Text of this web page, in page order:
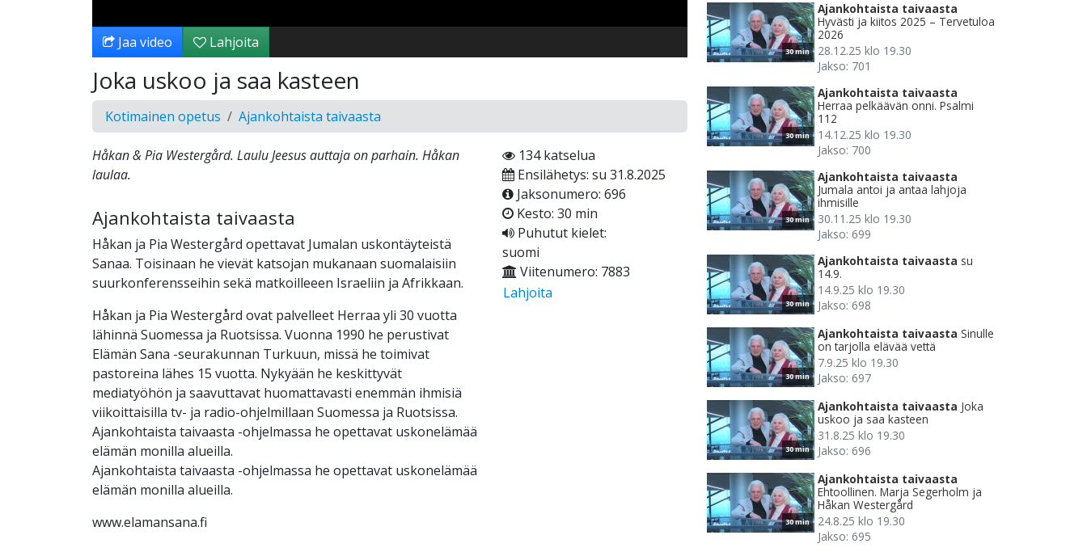
Jaa video Lahjoita
Joka uskoo ja saa kasteen
Kotimainen opetus Ajankohtaista taivaasta
Håkan & Pia Westergård. Laulu Jeesus auttaja on parhain. Håkan
laulaa.
Ajankohtaista taivaasta
Håkan ja Pia Westergård opettavat Jumalan uskontäyteistä
Sanaa. Toisinaan he vievät katsojan mukanaan suomalaisiin
suurkonferensseihin sekä matkoilleeen Israeliin ja Afrikkaan.
Håkan ja Pia Westergård ovat palvelleet Herraa yli 30 vuotta
lähinnä Suomessa ja Ruotsissa. Vuonna 1990 he perustivat
Elämän Sana -seurakunnan Turkuun, missä he toimivat
pastoreina lähes 15 vuotta. Nykyään he keskittyvät
mediatyöhön ja saavuttavat huomattavasti enemmän ihmisiä
viikoittaisilla tv- ja radio-ohjelmillaan Suomessa ja Ruotsissa.
Ajankohtaista taivaasta -ohjelmassa he opettavat uskonelämää
elämän monilla alueilla.
Ajankohtaista taivaasta -ohjelmassa he opettavat uskonelämää
elämän monilla alueilla.
www.elamansana.fi
134 katselua
Ensilähetys: su 31.8.2025
Jaksonumero: 696
Kesto: 30 min
Puhutut kielet:
suomi
Viitenumero: 7883
Lahjoita
30 min
Ajankohtaista taivaasta
Hyvästi ja kiitos 2025 – Tervetuloa
2026
28.12.25 klo 19.30
Jakso: 701
30 min
Ajankohtaista taivaasta
Herraa pelkäävän onni. Psalmi
112
14.12.25 klo 19.30
Jakso: 700
30 min
Ajankohtaista taivaasta
Jumala antoi ja antaa lahjoja
ihmisille
30.11.25 klo 19.30
Jakso: 699
30 min
Ajankohtaista taivaasta su
14.9.
14.9.25 klo 19.30
Jakso: 698
30 min
Ajankohtaista taivaasta Sinulle
on tarjolla elävää vettä
7.9.25 klo 19.30
Jakso: 697
30 min
Ajankohtaista taivaasta Joka
uskoo ja saa kasteen
31.8.25 klo 19.30
Jakso: 696
30 min
Ajankohtaista taivaasta
Ehtoollinen. Marja Segerholm ja
Håkan Westergård
24.8.25 klo 19.30
Jakso: 695